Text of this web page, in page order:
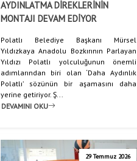
AYDINLATMA DİREKLERİNİN
MONTAJI DEVAM EDİYOR
Polatlı Belediye Başkanı Mürsel
Yıldızkaya Anadolu Bozkırının Parlayan
Yıldızı Polatlı yolculuğunun önemli
adımlarından biri olan ‘Daha Aydınlık
Polatlı’ sözünün bir aşamasını daha
yerine getiriyor. Ş...
DEVAMINI OKU
29 Temmuz 2026